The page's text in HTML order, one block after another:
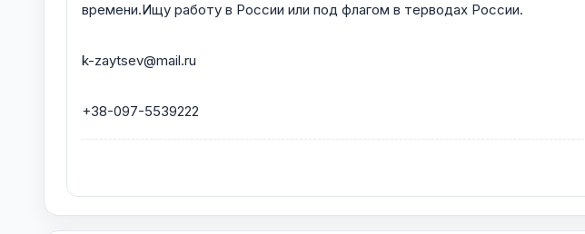
времени.Ищу работу в России или под флагом в терводах России.
k-zaytsev@mail.ru
+38-097-5539222